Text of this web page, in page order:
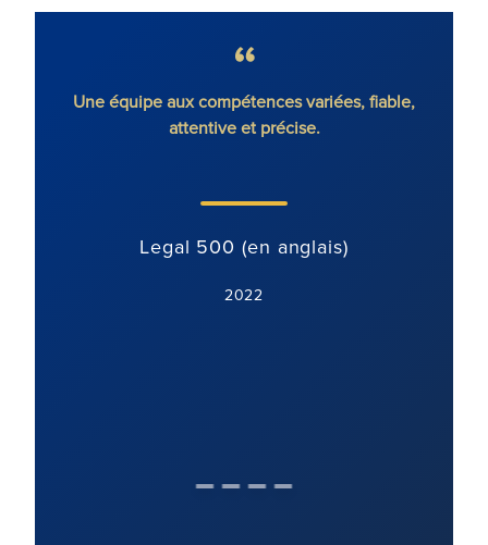
Une équipe aux compétences variées, fiable,
attentive et précise.
Legal 500 (en anglais)
2022